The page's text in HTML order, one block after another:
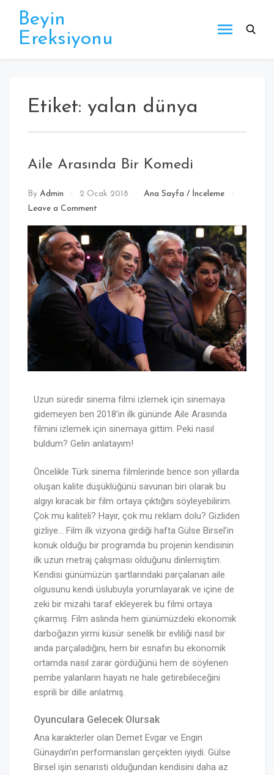
Beyin
Ereksiyonu
Etiket: yalan dünya
Aile Arasında Bir Komedi
By Admin 2 Ocak 2018 Ana Sayfa / İnceleme
Leave a Comment
Uzun süredir sinema filmi izlemek için sinemaya
gidemeyen ben 2018’in ilk gününde Aile Arasında
filmini izlemek için sinemaya gittim. Peki nasıl
buldum? Gelin anlatayım!
Öncelikle Türk sinema filmlerinde bence son yıllarda
oluşan kalite düşüklüğünü savunan biri olarak bu
algıyı kıracak bir film ortaya çıktığını söyleyebilirim.
Çok mu kaliteli? Hayır, çok mu reklam dolu? Gizliden
gizliye… Film ilk vizyona girdiği hafta Gülse Birsel’in
konuk olduğu bir programda bu projenin kendisinin
ilk uzun metraj çalışması olduğunu dinlemiştim.
Kendisi günümüzün şartlarındaki parçalanan aile
olgusunu kendi üslubuyla yorumlayarak ve içine de
zeki bir mizahi taraf ekleyerek bu filmi ortaya
çıkarmış. Film aslında hem günümüzdeki ekonomik
darboğazın yirmi küsür senelik bir evliliği nasıl bir
anda parçaladığını, hem bir esnafın bu ekonomik
ortamda nasıl zarar gördüğünü hem de söylenen
pembe yalanların hayatı ne hale getirebileceğini
esprili bir dille anlatmış.
Oyunculara Gelecek Olursak
Ana karakterler olan Demet Evgar ve Engin
Günaydın’ın performansları gerçekten iyiydi. Gülse
Birsel işin senaristi olduğundan kendisini daha az